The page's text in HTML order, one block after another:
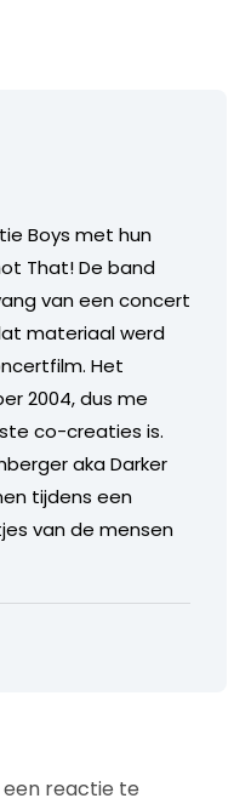
Boys met hun
That! De band
van een concert
materiaal werd
Het
2004, dus me
co-creaties is.
aka Darker
tijdens een
van de mensen
reactie te